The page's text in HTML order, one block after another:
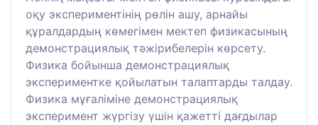
оқу экспериментінің рөлін ашу, арнайы
құралдардың көмегімен мектеп физикасының
демонстрациялық тәжірибелерін көрсету.
Физика бойынша демонстрациялық
экспериментке қойылатын талаптарды талдау.
Физика мұғаліміне демонстрациялық
эксперимент жүргізу үшін қажетті дағдылар